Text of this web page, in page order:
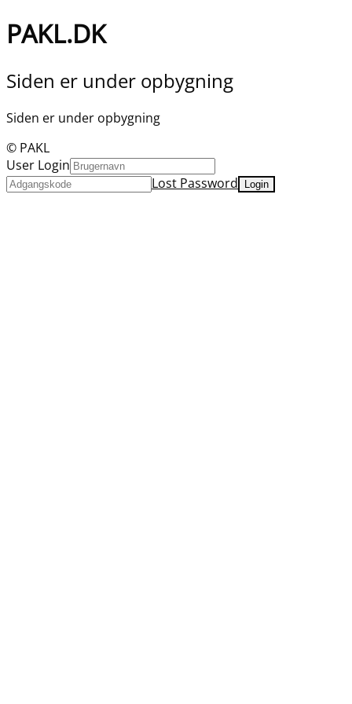
PAKL.DK
Siden er under opbygning
Siden er under opbygning
© PAKL
User Login
Lost Password